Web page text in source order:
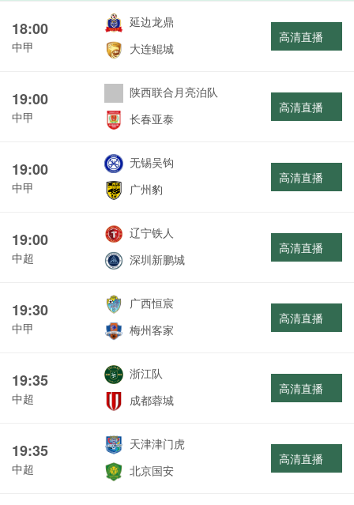
18:00
中甲
延边龙鼎
大连鲲城
高清直播
19:00
中甲
陕西联合月亮泊队
长春亚泰
高清直播
19:00
中甲
无锡吴钩
广州豹
高清直播
19:00
中超
辽宁铁人
深圳新鹏城
高清直播
19:30
中甲
广西恒宸
梅州客家
高清直播
19:35
中超
浙江队
成都蓉城
高清直播
19:35
中超
天津津门虎
北京国安
高清直播